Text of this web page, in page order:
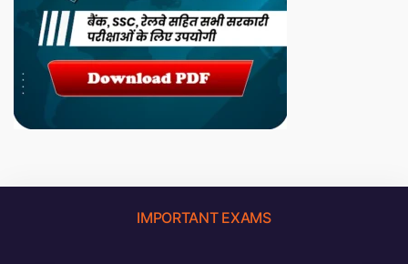
IMPORTANT EXAMS